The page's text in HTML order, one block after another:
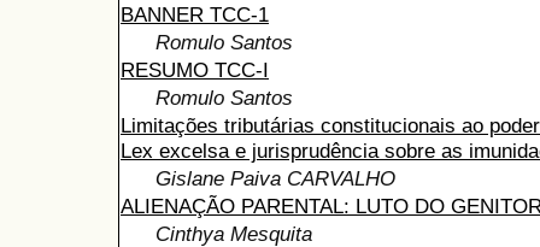
BANNER TCC-1
Romulo Santos
RESUMO TCC-I
Romulo Santos
Limitações tributárias constitucionais ao
Lex excelsa e jurisprudência sobre as
Gislane Paiva CARVALHO
ALIENAÇÃO PARENTAL: LUTO DO
Cinthya Mesquita